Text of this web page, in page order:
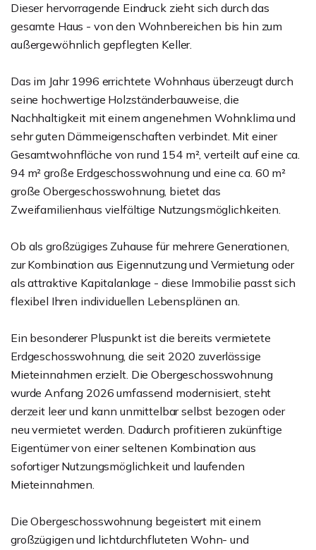
Dieser hervorragende Eindruck zieht sich durch das
gesamte Haus - von den Wohnbereichen bis hin zum
außergewöhnlich gepflegten Keller.
Das im Jahr 1996 errichtete Wohnhaus überzeugt durch
seine hochwertige Holzständerbauweise, die
Nachhaltigkeit mit einem angenehmen Wohnklima und
sehr guten Dämmeigenschaften verbindet. Mit einer
Gesamtwohnfläche von rund 154 m², verteilt auf eine ca.
94 m² große Erdgeschosswohnung und eine ca. 60 m²
große Obergeschosswohnung, bietet das
Zweifamilienhaus vielfältige Nutzungsmöglichkeiten.
Ob als großzügiges Zuhause für mehrere Generationen,
zur Kombination aus Eigennutzung und Vermietung oder
als attraktive Kapitalanlage - diese Immobilie passt sich
flexibel Ihren individuellen Lebensplänen an.
Ein besonderer Pluspunkt ist die bereits vermietete
Erdgeschosswohnung, die seit 2020 zuverlässige
Mieteinnahmen erzielt. Die Obergeschosswohnung
wurde Anfang 2026 umfassend modernisiert, steht
derzeit leer und kann unmittelbar selbst bezogen oder
neu vermietet werden. Dadurch profitieren zukünftige
Eigentümer von einer seltenen Kombination aus
sofortiger Nutzungsmöglichkeit und laufenden
Mieteinnahmen.
Die Obergeschosswohnung begeistert mit einem
großzügigen und lichtdurchfluteten Wohn- und